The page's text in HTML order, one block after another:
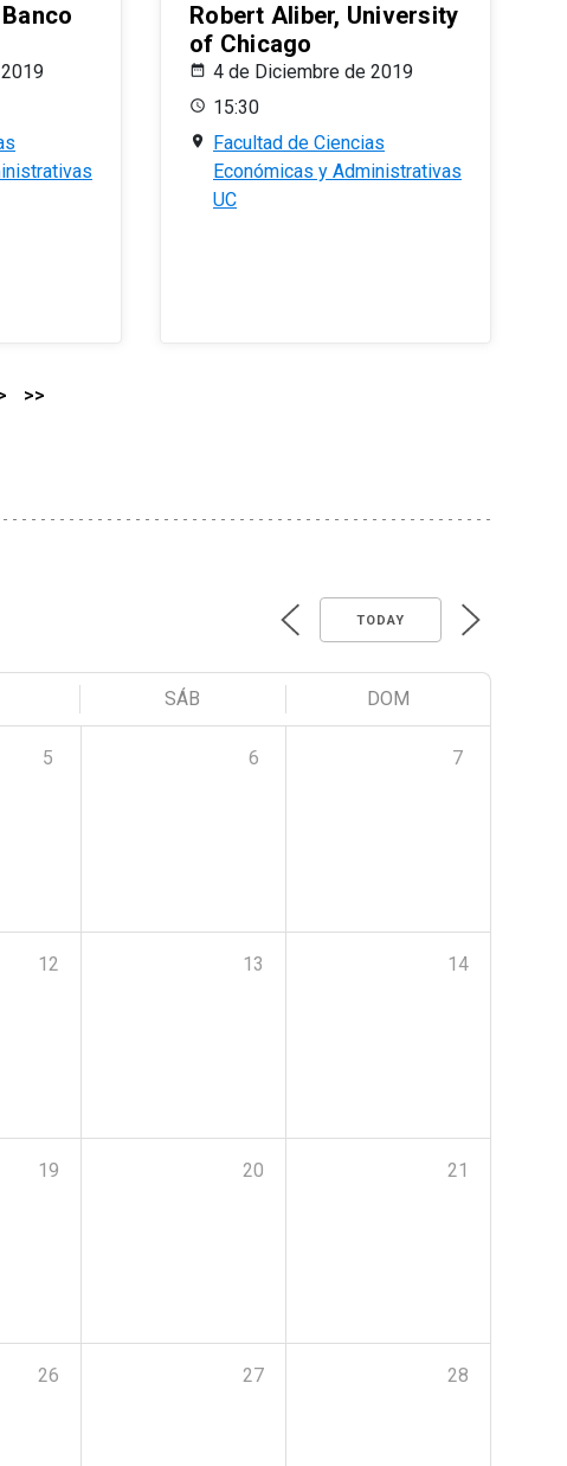
Robert Aliber, University
of Chicago
4 de Diciembre de 2019
15:30
Facultad de Ciencias
Económicas y Administrativas
UC
>>
TODAY
SÁB DOM
5 6 7
12 13 14
19 20 21
26 27 28